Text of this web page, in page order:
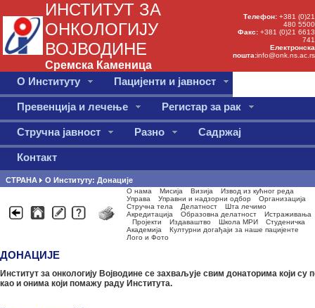
ИНСТИТУТ ЗА
ОНКОЛОГИЈУ
ВОЈВОДИНЕ
Сремска Каменица
Телефон: +381 (0)21
480 5500
Факс: +381 (0)21 6613
741
Електронска
пошта:info@onk.ns.ac.rs
О Институту Пацијенти и јавност
Превенција и лечење Регистар за рак
Стручна јавност Разно Садржај
Контакт
СТРАНА O Институту: Донације
О нама Мисија Визија
Извод из кућног реда
Управа
Управни и надзорни одбор
Организација
Стручна тела
Делатност
Шта лечимо
Акредитација
Образовна делатност
Истраживања
Пројекти
Издаваштво Школа МРИ
Студеничка
Академија
Културни догађаји за наше пацијенте
Лого и Фото
ДОНАЦИЈЕ
Институт за онкологију Војводине се захваљује свим донаторима који
као и онима који помажу раду Института.